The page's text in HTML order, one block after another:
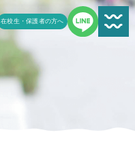
在校生・保護者の方へ